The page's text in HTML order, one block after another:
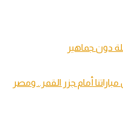
دون جماهير
أمام جزر القمر.. ومصر